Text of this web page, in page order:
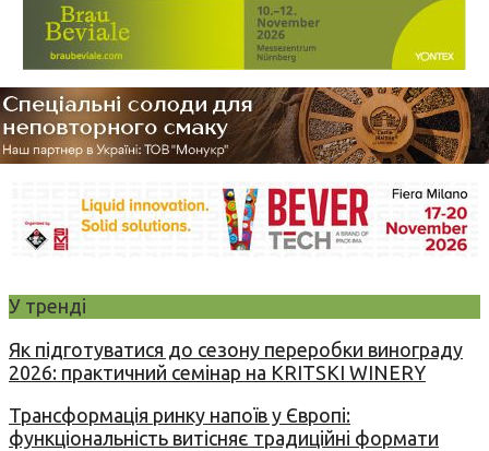
У тренді
Як підготуватися до сезону переробки винограду
2026: практичний семінар на KRITSKI WINERY
Трансформація ринку напоїв у Європі:
функціональність витісняє традиційні формати